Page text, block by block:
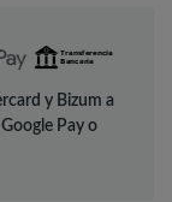
y Bizum a
Pay o